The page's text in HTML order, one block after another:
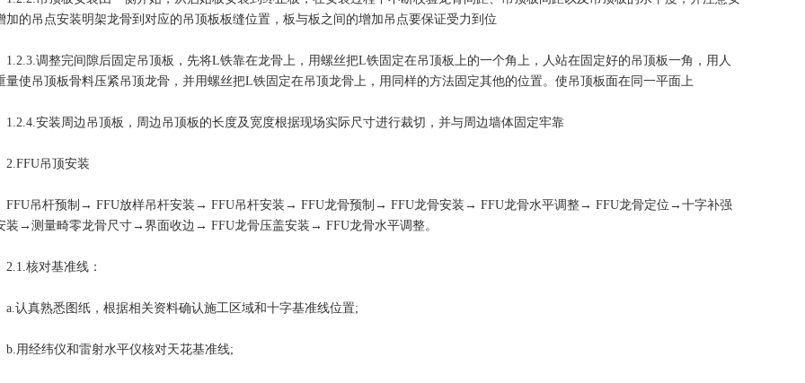
加的吊点安装明架龙骨到对应的吊顶板板缝位置，板与板之间的增加吊点要保证受力到位
调整完间隙后固定吊顶板，先将L铁靠在龙骨上，用螺丝把L铁固定在吊顶板上的一个角上，人站在固定好的吊顶板一角，用人
量使吊顶板骨料压紧吊顶龙骨，并用螺丝把L铁固定在吊顶龙骨上，用同样的方法固定其他的位置。使吊顶板面在同一平面上
安装周边吊顶板，周边吊顶板的长度及宽度根据现场实际尺寸进行裁切，并与周边墙体固定牢靠
吊顶安装
吊杆预制→ FFU放样吊杆安装→ FFU吊杆安装→ FFU龙骨预制→ FFU龙骨安装→ FFU龙骨水平调整→ FFU龙骨定位→十字补强
装→测量畸零龙骨尺寸→界面收边→ FFU龙骨压盖安装→ FFU龙骨水平调整。
核对基准线：
真熟悉图纸，根据相关资料确认施工区域和十字基准线位置;
经纬仪和雷射水平仪核对天花基准线;